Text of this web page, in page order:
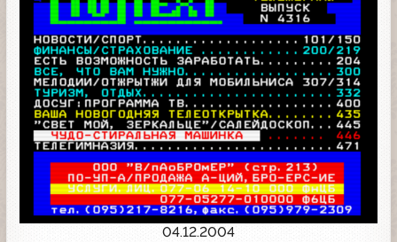
04.12.2004